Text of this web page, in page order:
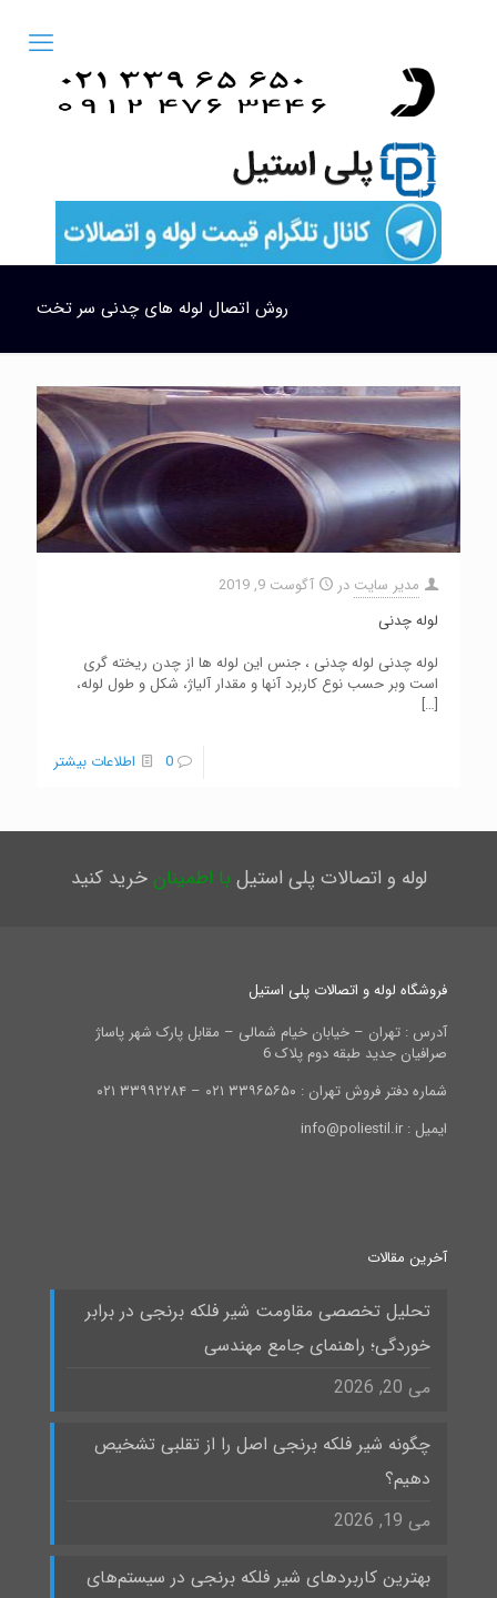
روش اتصال لوله های چدنی سر تخت
مدیر سایت در
آگوست 9, 2019
لوله چدنی
لوله چدنی لوله چدنی ، جنس این لوله ها از چدن ریخته گری
است وبر حسب نوع کاربرد آنها و مقدار آلیاژ، شکل و طول لوله،
[…]
0 اطلاعات بیشتر
لوله و اتصالات پلی استیل با اطمینانخرید کنید
فروشگاه لوله و اتصالات پلی استیل
آدرس : تهران – خیابان خیام شمالی – مقابل پارک شهر پاساژ
صرافیان جدید طبقه دوم پلاک 6
شماره دفتر فروش تهران : ۳۳۹۶۵۶۵۰ ۰۲۱ – ۳۳۹۹۲۲۸۴ ۰۲۱
ایمیل : info@poliestil.ir
آخرین مقالات
تحلیل تخصصی مقاومت شیر فلکه برنجی در برابر
خوردگی؛ راهنمای جامع مهندسی
می 20, 2026
چگونه شیر فلکه برنجی اصل را از تقلبی تشخیص
دهیم؟
می 19, 2026
بهترین کاربردهای شیر فلکه برنجی در سیستم‌های